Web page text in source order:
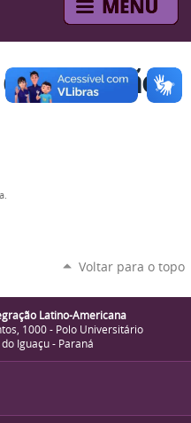
Voltar para o topo
Latino-Americana
1000 - Polo Universitário
Iguaçu - Paraná